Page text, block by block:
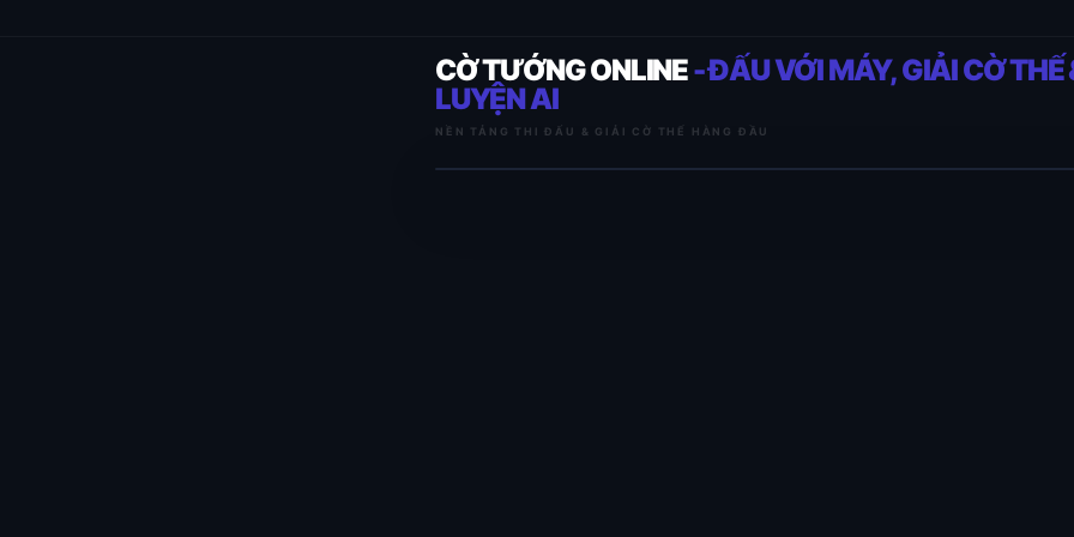
CỜ TƯỚNG ONLINE- ĐẤU VỚI MÁY, GIẢI CỜ THẾ
LUYỆN AI
NỀN TẢNG THI ĐẤU & GIẢI CỜ THẾ HÀNG ĐẦU